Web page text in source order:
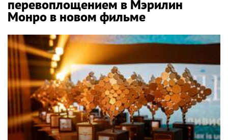
перевоплощением в Мэрилин
Монро в новом фильме